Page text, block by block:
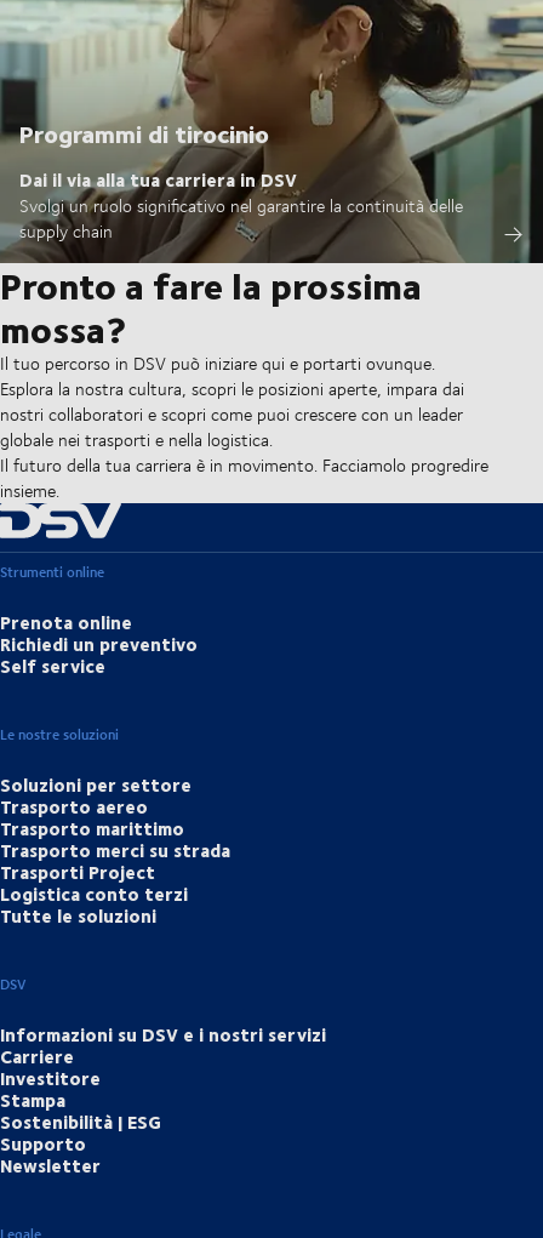
Programmi di tirocinio
Dai il via alla tua carriera in DSV
Svolgi un ruolo significativo nel garantire la continuità delle
supply chain
Pronto a fare la prossima
mossa?
Il tuo percorso in DSV può iniziare qui e portarti ovunque.
Esplora la nostra cultura, scopri le posizioni aperte, impara dai
nostri collaboratori e scopri come puoi crescere con un leader
globale nei trasporti e nella logistica.
Il futuro della tua carriera è in movimento. Facciamolo progredire
insieme.
Strumenti online
Prenota online
Richiedi un preventivo
Self service
Le nostre soluzioni
Soluzioni per settore
Trasporto aereo
Trasporto marittimo
Trasporto merci su strada
Trasporti Project
Logistica conto terzi
Tutte le soluzioni
DSV
Informazioni su DSV e i nostri servizi
Carriere
Investitore
Stampa
Sostenibilità | ESG
Supporto
Newsletter